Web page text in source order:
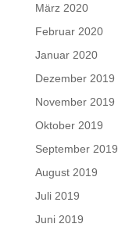
März 2020
Februar 2020
Januar 2020
Dezember 2019
November 2019
Oktober 2019
September 2019
August 2019
Juli 2019
Juni 2019